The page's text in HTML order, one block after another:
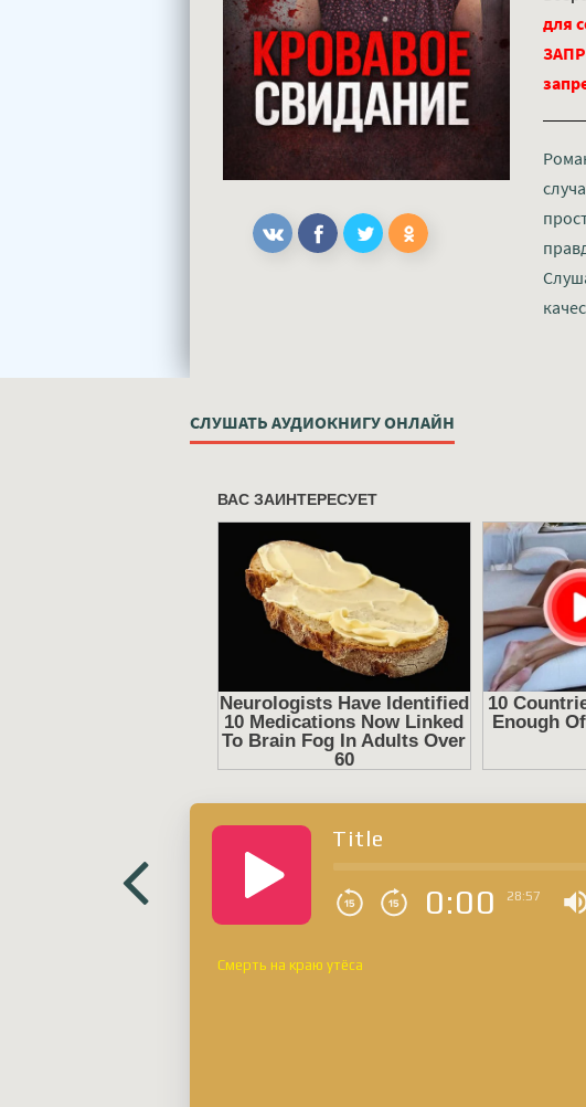
для
СЛУШАТЬ АУДИОКНИГУ ОНЛАЙН
Title
0:00 28:57
Смерть на краю утёса